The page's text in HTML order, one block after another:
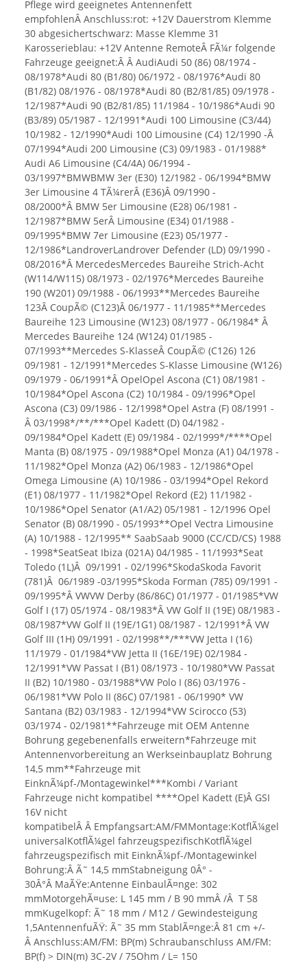
Pflege wird geeignetes Antennenfett
empfohlenÂ Anschluss:rot: +12V Dauerstrom Klemme
30 abgesichertschwarz: Masse Klemme 31
Karosserieblau: +12V Antenne RemoteÂ FÃ¼r folgende
Fahrzeuge geeignet:Â Â AudiAudi 50 (86) 08/1974 -
08/1978*Audi 80 (B1/80) 06/1972 - 08/1976*Audi 80
(B1/82) 08/1976 - 08/1978*Audi 80 (B2/81/85) 09/1978 -
12/1987*Audi 90 (B2/81/85) 11/1984 - 10/1986*Audi 90
(B3/89) 05/1987 - 12/1991*Audi 100 Limousine (C3/44)
10/1982 - 12/1990*Audi 100 Limousine (C4) 12/1990 -Â
07/1994*Audi 200 Limousine (C3) 09/1983 - 01/1988*
Audi A6 Limousine (C4/4A) 06/1994 -
03/1997*BMWBMW 3er (E30) 12/1982 - 06/1994*BMW
3er Limousine 4 TÃ¼rerÂ (E36)Â 09/1990 -
08/2000*Â BMW 5er Limousine (E28) 06/1981 -
12/1987*BMW 5erÂ Limousine (E34) 01/1988 -
09/1995*BMW 7er Limousine (E23) 05/1977 -
12/1986*LandroverLandrover Defender (LD) 09/1990 -
08/2016*Â MercedesMercedes Baureihe Strich-Acht
(W114/W115) 08/1973 - 02/1976*Mercedes Baureihe
190 (W201) 09/1988 - 06/1993**Mercedes Baureihe
123Â CoupÃ© (C123)Â 06/1977 - 11/1985**Mercedes
Baureihe 123 Limousine (W123) 08/1977 - 06/1984* Â
Mercedes Baureihe 124 (W124) 01/1985 -
07/1993**Mercedes S-KlasseÂ CoupÃ© (C126) 126
09/1981 - 12/1991*Mercedes S-Klasse Limousine (W126)
09/1979 - 06/1991*Â OpelOpel Ascona (C1) 08/1981 -
10/1984*Opel Ascona (C2) 10/1984 - 09/1996*Opel
Ascona (C3) 09/1986 - 12/1998*Opel Astra (F) 08/1991 -
Â 03/1998*/**/***Opel Kadett (D) 04/1982 -
09/1984*Opel Kadett (E) 09/1984 - 02/1999*/****Opel
Manta (B) 08/1975 - 09/1988*Opel Monza (A1) 04/1978 -
11/1982*Opel Monza (A2) 06/1983 - 12/1986*Opel
Omega Limousine (A) 10/1986 - 03/1994*Opel Rekord
(E1) 08/1977 - 11/1982*Opel Rekord (E2) 11/1982 -
10/1986*Opel Senator (A1/A2) 05/1981 - 12/1996 Opel
Senator (B) 08/1990 - 05/1993**Opel Vectra Limousine
(A) 10/1988 - 12/1995** SaabSaab 9000 (CC/CD/CS) 1988
- 1998*SeatSeat Ibiza (021A) 04/1985 - 11/1993*Seat
Toledo (1L)Â 09/1991 - 02/1996*SkodaSkoda Favorit
(781)Â 06/1989 -03/1995*Skoda Forman (785) 09/1991 -
09/1995*Â VWVW Derby (86/86C) 01/1977 - 01/1985*VW
Golf I (17) 05/1974 - 08/1983*Â VW Golf II (19E) 08/1983 -
08/1987*VW Golf II (19E/1G1) 08/1987 - 12/1991*Â VW
Golf III (1H) 09/1991 - 02/1998**/***VW Jetta I (16)
11/1979 - 01/1984*VW Jetta II (16E/19E) 02/1984 -
12/1991*VW Passat I (B1) 08/1973 - 10/1980*VW Passat
II (B2) 10/1980 - 03/1988*VW Polo I (86) 03/1976 -
06/1981*VW Polo II (86C) 07/1981 - 06/1990* VW
Santana (B2) 03/1983 - 12/1994*VW Scirocco (53)
03/1974 - 02/1981**Fahrzeuge mit OEM Antenne
Bohrung gegebenenfalls erweitern*Fahrzeuge mit
Antennenvorbereitung an Werkseinbauplatz Bohrung
14,5 mm**Fahrzeuge mit
EinknÃ¼pf-/Montagewinkel***Kombi / Variant
Fahrzeuge nicht kompatibel ****Opel Kadett (E)Â GSI
16V nicht
kompatibelÂ Â Empfangsart:AM/FMMontage:KotflÃ¼gel
universalKotflÃ¼gel fahrzeugspezifischKotflÃ¼gel
fahrzeugspezifisch mit EinknÃ¼pf-/Montagewinkel
Bohrung:Â Ã˜ 14,5 mmStabneigung 0Â° -
30Â°Â MaÃŸe:Antenne EinbaulÃ¤nge: 302
mmMotorgehÃ¤use: L 145 mm / B 90 mmÂ /Â T 58
mmKugelkopf: Ã˜ 18 mm / M12 / Gewindesteigung
1,5AntennenfuÃŸ: Ã˜ 35 mm StablÃ¤nge:Â 81 cm +/-
Â Anschluss:AM/FM: BP(m) Schraubanschluss AM/FM:
BP(f) > DIN(m) 3C-2V / 75Ohm / L= 150